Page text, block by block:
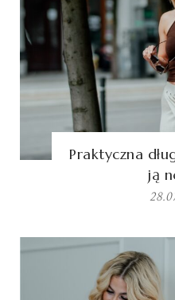
Praktyczna
ją